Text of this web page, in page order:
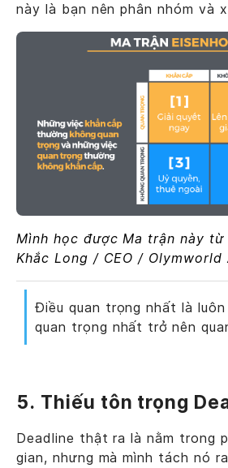
này là bạn nên phân nhóm và
Mình học được Ma trận này từ
Khắc Long / CEO / Olymworld
Điều quan trọng nhất là
quan trọng nhất trở nên
5. Thiếu tôn trọng
Deadline thật ra là nằm trong
gian, nhưng mà mình tách nó